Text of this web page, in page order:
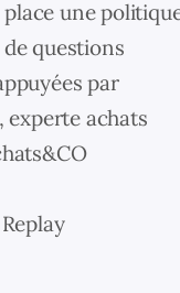
une
questions
par
achats